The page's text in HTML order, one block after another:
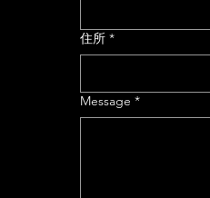
住所 *
Message *